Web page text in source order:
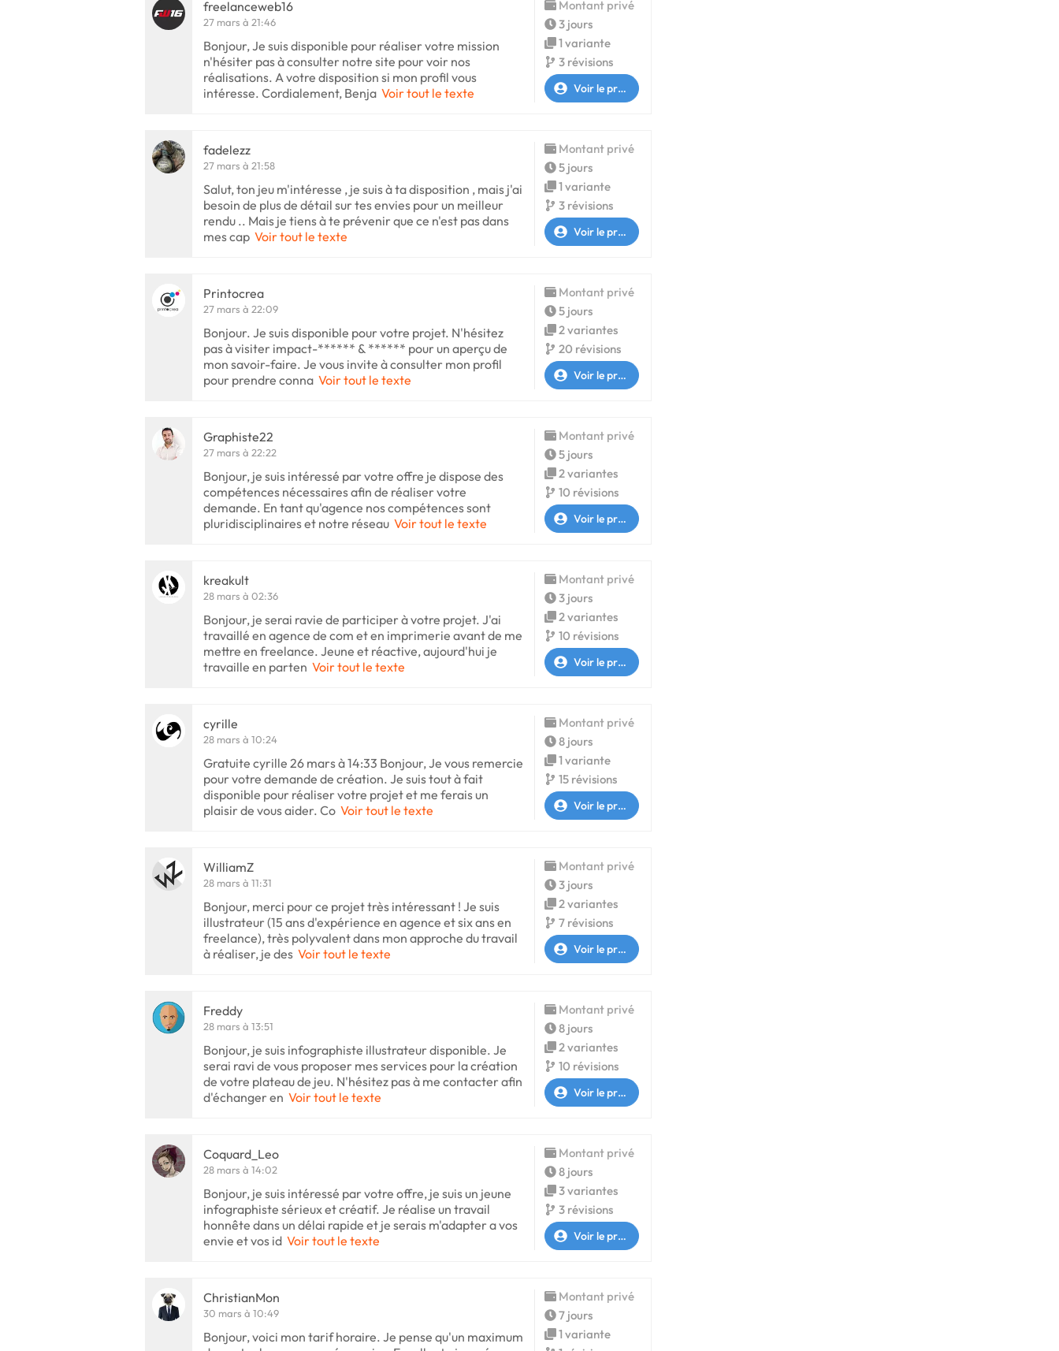
freelanceweb16
27 mars à 21:46
Bonjour, Je suis disponible pour réaliser votre mission
n'hésiter pas à consulter notre site pour voir nos
réalisations. A votre disposition si mon profil vous
intéresse. Cordialement, Benja Voir tout le texte
Montant privé
3 jours
1 variante
3 révisions
Voir le profil
fadelezz
27 mars à 21:58
Salut, ton jeu m'intéresse , je suis à ta disposition , mais j'ai
besoin de plus de détail sur tes envies pour un meilleur
rendu .. Mais je tiens à te prévenir que ce n'est pas dans
mes cap Voir tout le texte
Montant privé
5 jours
1 variante
3 révisions
Voir le profil
Printocrea
27 mars à 22:09
Bonjour. Je suis disponible pour votre projet. N'hésitez
pas à visiter impact-****** & ****** pour un aperçu de
mon savoir-faire. Je vous invite à consulter mon profil
pour prendre conna Voir tout le texte
Montant privé
5 jours
2 variantes
20 révisions
Voir le profil
Graphiste22
27 mars à 22:22
Bonjour, je suis intéressé par votre offre je dispose des
compétences nécessaires afin de réaliser votre
demande. En tant qu'agence nos compétences sont
pluridisciplinaires et notre réseau Voir tout le texte
Montant privé
5 jours
2 variantes
10 révisions
Voir le profil
kreakult
28 mars à 02:36
Bonjour, je serai ravie de participer à votre projet. J'ai
travaillé en agence de com et en imprimerie avant de me
mettre en freelance. Jeune et réactive, aujourd'hui je
travaille en parten Voir tout le texte
Montant privé
3 jours
2 variantes
10 révisions
Voir le profil
cyrille
28 mars à 10:24
Gratuite cyrille 26 mars à 14:33 Bonjour, Je vous remercie
pour votre demande de création. Je suis tout à fait
disponible pour réaliser votre projet et me ferais un
plaisir de vous aider. Co Voir tout le texte
Montant privé
8 jours
1 variante
15 révisions
Voir le profil
WilliamZ
28 mars à 11:31
Bonjour, merci pour ce projet très intéressant ! Je suis
illustrateur (15 ans d'expérience en agence et six ans en
freelance), très polyvalent dans mon approche du travail
à réaliser, je des Voir tout le texte
Montant privé
3 jours
2 variantes
7 révisions
Voir le profil
Freddy
28 mars à 13:51
Bonjour, je suis infographiste illustrateur disponible. Je
serai ravi de vous proposer mes services pour la création
de votre plateau de jeu. N'hésitez pas à me contacter afin
d'échanger en Voir tout le texte
Montant privé
8 jours
2 variantes
10 révisions
Voir le profil
Coquard_Leo
28 mars à 14:02
Bonjour, je suis intéressé par votre offre, je suis un jeune
infographiste sérieux et créatif. Je réalise un travail
honnête dans un délai rapide et je serais m'adapter a vos
envie et vos id Voir tout le texte
Montant privé
8 jours
3 variantes
3 révisions
Voir le profil
ChristianMon
30 mars à 10:49
Bonjour, voici mon tarif horaire. Je pense qu'un maximum
Montant privé
7 jours
1 variante